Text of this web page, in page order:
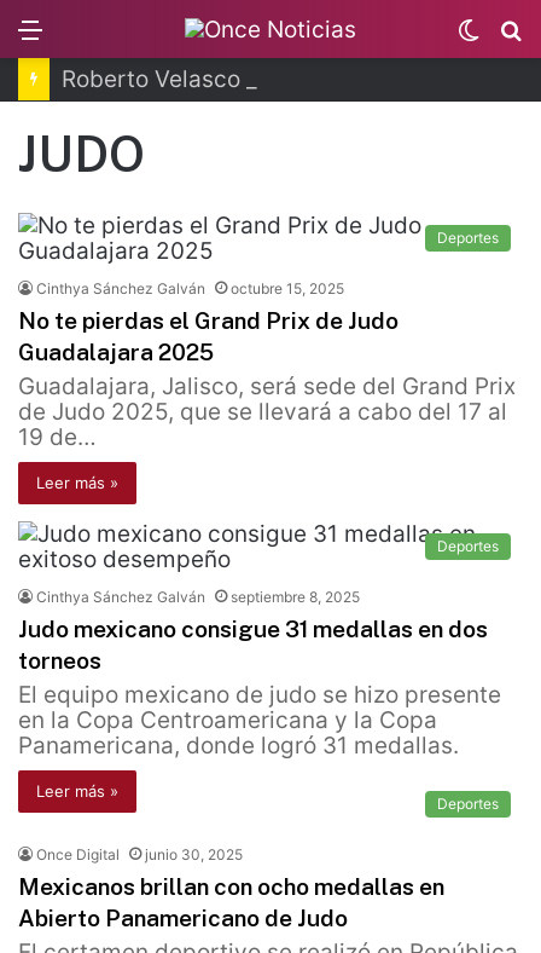
Switch
skin
JUDO
Deportes
Cinthya Sánchez Galván octubre 15, 2025
No te pierdas el Grand Prix de Judo
Guadalajara 2025
Guadalajara, Jalisco, será sede del Grand Prix
de Judo 2025, que se llevará a cabo del 17 al
19 de…
Leer más »
Deportes
Cinthya Sánchez Galván septiembre 8, 2025
Judo mexicano consigue 31 medallas en dos
torneos
El equipo mexicano de judo se hizo presente
en la Copa Centroamericana y la Copa
Panamericana, donde logró 31 medallas.
Leer más »
Deportes
Once Digital junio 30, 2025
Mexicanos brillan con ocho medallas en
Abierto Panamericano de Judo